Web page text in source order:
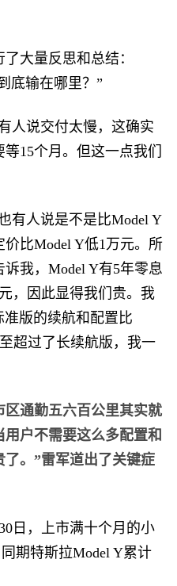
大量反思和总结：
底输在哪里？”
人说交付太慢，这确实
15个月。但这一点我们
有人说是不是比Model Y
比Model Y低1万元。所
我，Model Y有5年零息
，因此显得我们贵。我
版的续航和配置比
超过了长续航版，我一
通勤五六百公里其实就
户不需要这么多配置和
。”雷军道出了关键症
日，上市满十个月的小
期特斯拉Model Y累计